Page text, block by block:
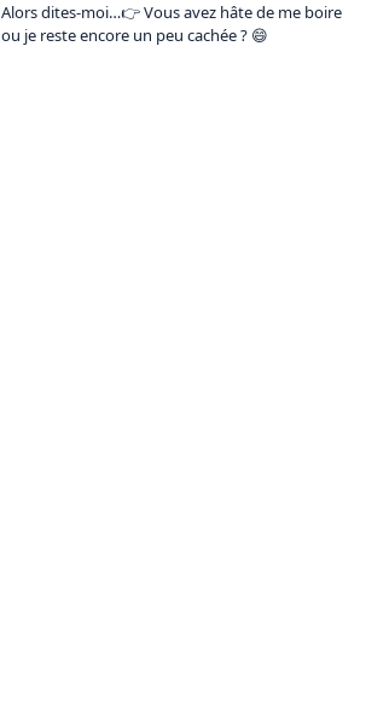
Alors dites-moi…👉 Vous avez hâte de me boire
ou je reste encore un peu cachée ? 😄